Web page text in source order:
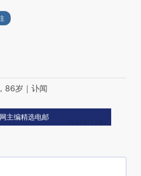
86岁｜讣闻
主编精选电邮